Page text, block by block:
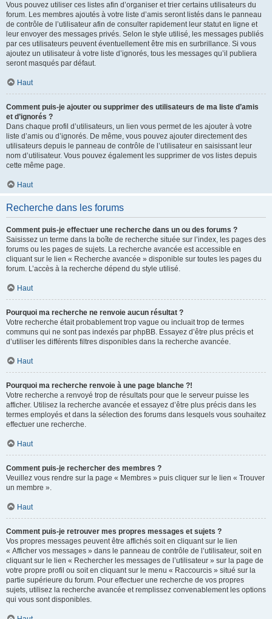
Vous pouvez utiliser ces listes afin d’organiser et trier certains utilisateurs du
forum. Les membres ajoutés à votre liste d’amis seront listés dans le panneau
de contrôle de l’utilisateur afin de consulter rapidement leur statut en ligne et
leur envoyer des messages privés. Selon le style utilisé, les messages publiés
par ces utilisateurs peuvent éventuellement être mis en surbrillance. Si vous
ajoutez un utilisateur à votre liste d’ignorés, tous les messages qu’il publiera
seront masqués par défaut.
Haut
Comment puis-je ajouter ou supprimer des utilisateurs de ma liste d’amis
et d’ignorés ?
Dans chaque profil d’utilisateurs, un lien vous permet de les ajouter à votre
liste d’amis ou d’ignorés. De même, vous pouvez ajouter directement des
utilisateurs depuis le panneau de contrôle de l’utilisateur en saisissant leur
nom d’utilisateur. Vous pouvez également les supprimer de vos listes depuis
cette même page.
Haut
Recherche dans les forums
Comment puis-je effectuer une recherche dans un ou des forums ?
Saisissez un terme dans la boîte de recherche située sur l’index, les pages des
forums ou les pages de sujets. La recherche avancée est accessible en
cliquant sur le lien « Recherche avancée » disponible sur toutes les pages du
forum. L’accès à la recherche dépend du style utilisé.
Haut
Pourquoi ma recherche ne renvoie aucun résultat ?
Votre recherche était probablement trop vague ou incluait trop de termes
communs qui ne sont pas indexés par phpBB. Essayez d’être plus précis et
d’utiliser les différents filtres disponibles dans la recherche avancée.
Haut
Pourquoi ma recherche renvoie à une page blanche ?!
Votre recherche a renvoyé trop de résultats pour que le serveur puisse les
afficher. Utilisez la recherche avancée et essayez d’être plus précis dans les
termes employés et dans la sélection des forums dans lesquels vous souhaitez
effectuer une recherche.
Haut
Comment puis-je rechercher des membres ?
Veuillez vous rendre sur la page « Membres » puis cliquer sur le lien « Trouver
un membre ».
Haut
Comment puis-je retrouver mes propres messages et sujets ?
Vos propres messages peuvent être affichés soit en cliquant sur le lien
« Afficher vos messages » dans le panneau de contrôle de l’utilisateur, soit en
cliquant sur le lien « Rechercher les messages de l’utilisateur » sur la page de
votre propre profil ou soit en cliquant sur le menu « Raccourcis » situé sur la
partie supérieure du forum. Pour effectuer une recherche de vos propres
sujets, utilisez la recherche avancée et remplissez convenablement les options
qui vous sont disponibles.